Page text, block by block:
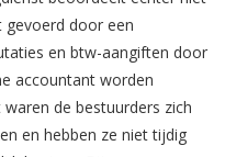
door een
en btw-aangiften door
accountant worden
de bestuurders zich
en hebben ze niet tijdig